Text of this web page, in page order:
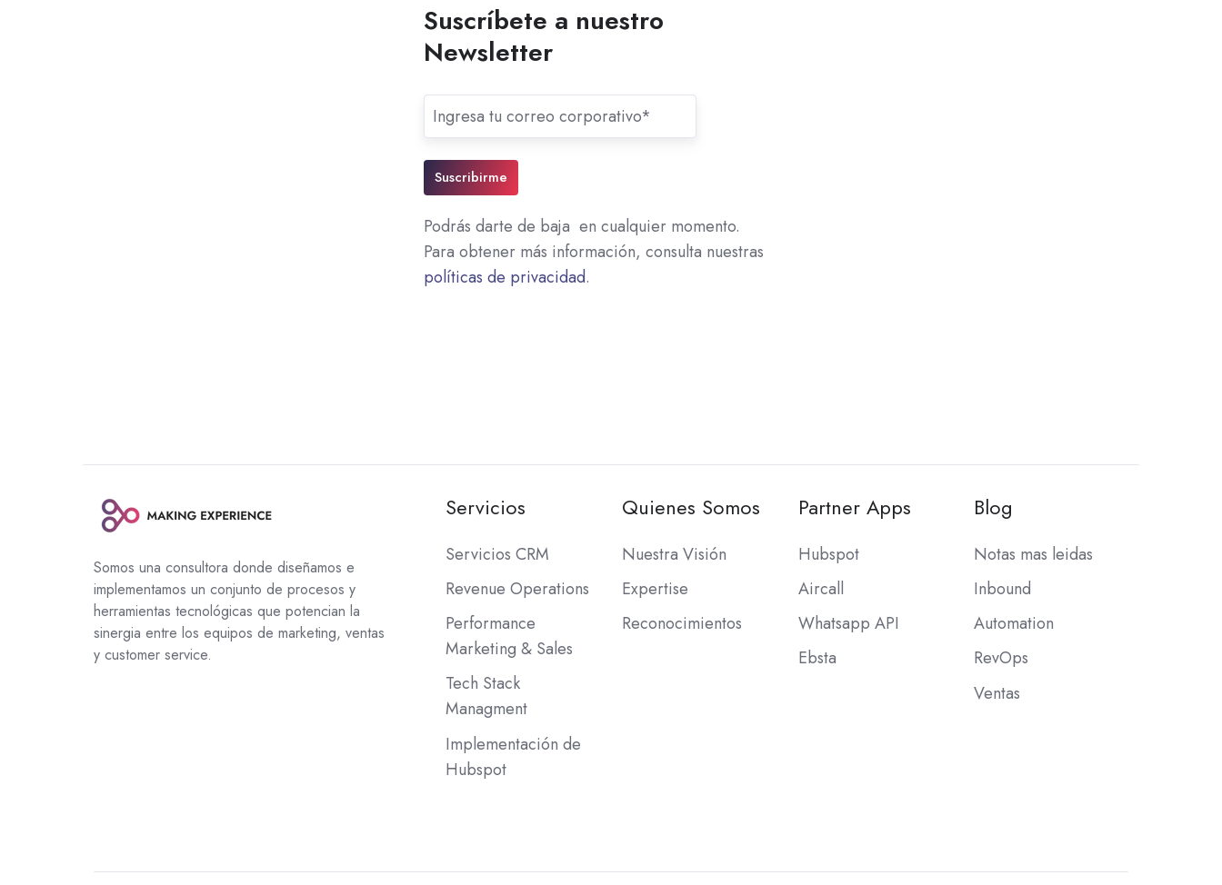
Suscríbete a nuestro
Newsletter
Podrás darte de baja en cualquier momento.
Para obtener más información, consulta nuestras
políticas de privacidad.
Somos una consultora donde diseñamos e
implementamos un conjunto de procesos y
herramientas tecnológicas que potencian la
sinergia entre los equipos de marketing, ventas
y customer service.
Servicios
Servicios CRM
Revenue Operations
Performance
Marketing & Sales
Tech Stack
Managment
Implementación de
Hubspot
Quienes Somos
Nuestra Visión
Expertise
Reconocimientos
Partner Apps
Hubspot
Aircall
Whatsapp API
Ebsta
Blog
Notas mas leidas
Inbound
Automation
RevOps
Ventas